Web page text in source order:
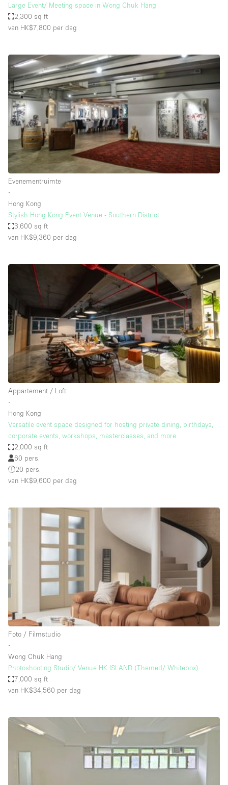
Kantoorruimte
Kraampje / Kiosk / Stalletje
Magazijn
Markt / Festival
Ontvangsthal
Overige
Restaurant / Bar / Café
Salon
Vergaderruimte
Vrachtwagen
Winkel delen
Winkelruimte in winkelcentrum
Kenmerken ruimte
Airconditioning
Animals Friendly
Audio- en videoapparatuur
Auto display
Badkamer
Beveiligingssysteem
Concierge
Daglicht
Dakterras
Elektriciteit
Etalage
Grote entree
Haussmann-stijl
Industrieel
Internet
Kantoorbenodigdheden
Keuken
Leefruimte
Lift
Paskamers
Privé-parkeerplaats
Large Event/ Meeting space in Wong Chuk Hang
2,300 sq ft
van HK$7,800 per dag
Evenementruimte
∙
Hong Kong
Stylish Hong Kong Event Venue - Southern District
3,600 sq ft
van HK$9,360 per dag
Appartement / Loft
∙
Hong Kong
Versatile event space designed for hosting private dining, birthdays,
corporate events, workshops, masterclasses, and more
2,000 sq ft
60 pers.
20 pers.
van HK$9,600 per dag
Foto / Filmstudio
∙
Wong Chuk Hang
Photoshooting Studio/ Venue HK ISLAND (Themed/ Whitebox)
7,000 sq ft
van HK$34,560 per dag